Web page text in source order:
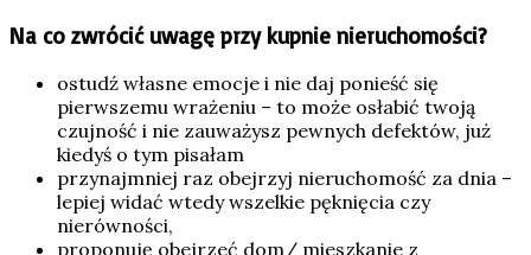
Na co zwrócić uwagę przy kupnie nieruchomości?
ostudź własne emocje i nie daj ponieść się
pierwszemu wrażeniu – to może osłabić twoją
czujność i nie zauważysz pewnych defektów, już
kiedyś o tym pisałam
przynajmniej raz obejrzyj nieruchomość za dnia –
lepiej widać wtedy wszelkie pęknięcia czy
nierówności,
proponuję obejrzeć dom/ mieszkanie z